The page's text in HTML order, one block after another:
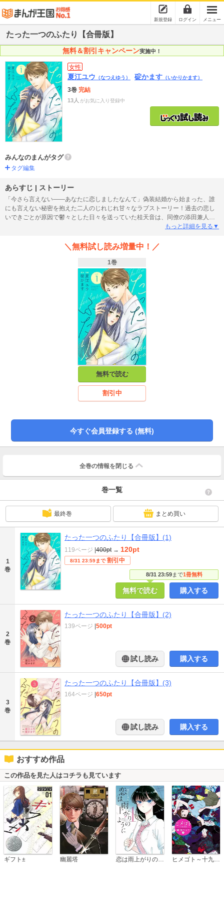
新規登録 ログイン メニュー
たった一つのふたり【合冊版】
無料＆割引キャンペーン実施中！
女性
夏江ユウ （なつえゆう） 碇かます （いかりかます）
3巻 完結
13人 がお気に入り登録中
みんなのまんがタグ
タグ編集
あらすじ | ストーリー
「今さら言えない――あなたに恋しましたなんて」偽装結婚から始まった、誰
にも言えない秘密を抱えた二人のじれじれ甘々なラブストーリー！過去の悲し
いできごとが原因で鬱々とした日々を送っていた桂天音は、同僚の添田兼人か
らの提案でしばらくの間彼女のフリをした後、彼と偽装結婚をすることに。家
れ、いつしか彼に惹かれ始める天音。そんな時、会社の同僚から「もしかして
そうと会社で突然キスをしてくるように。兼人の行動が「偽装のため」だと分
かっていても、天音の心は高鳴ってしまう。一方の兼人も、天音に隠している
ことがあるようで……？お互いのことを大切に思うがゆえに、こじれてすれ違
っていく想い。二人は無事、身も心も結ばれることができるのか!?（「たった
一つのふたり」1話～4話が収録されています）
もっと詳細を見る▼
＼無料試し読み増量中！／
1巻
無料で読む
割引中
今すぐ会員登録する (無料)
全巻の情報を 閉じる
巻一覧
最終巻 まとめ買い
1
巻
たった一つのふたり【合冊版】(1)
8/31 23:59まで1冊無料
119ページ |400pt → 120pt
8/31 23:59まで 割引中
無料で読む 購入する
2
巻
たった一つのふたり【合冊版】(2)
139ページ |500pt
試し読み 購入する
3
巻
たった一つのふたり【合冊版】(3)
164ページ |650pt
試し読み 購入する
おすすめ作品
この作品を見た人はコチラも見ています
ギフト± 幽麗塔 ヒメゴト～十九歳の制服～